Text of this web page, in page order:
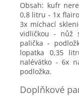
Obsah: kufr
0,8 litru - 1x
3x míchací
vidličkou - nůž
palička -
lopatka 0,35
nalévátko - 6x
podložka.
Doplňkové